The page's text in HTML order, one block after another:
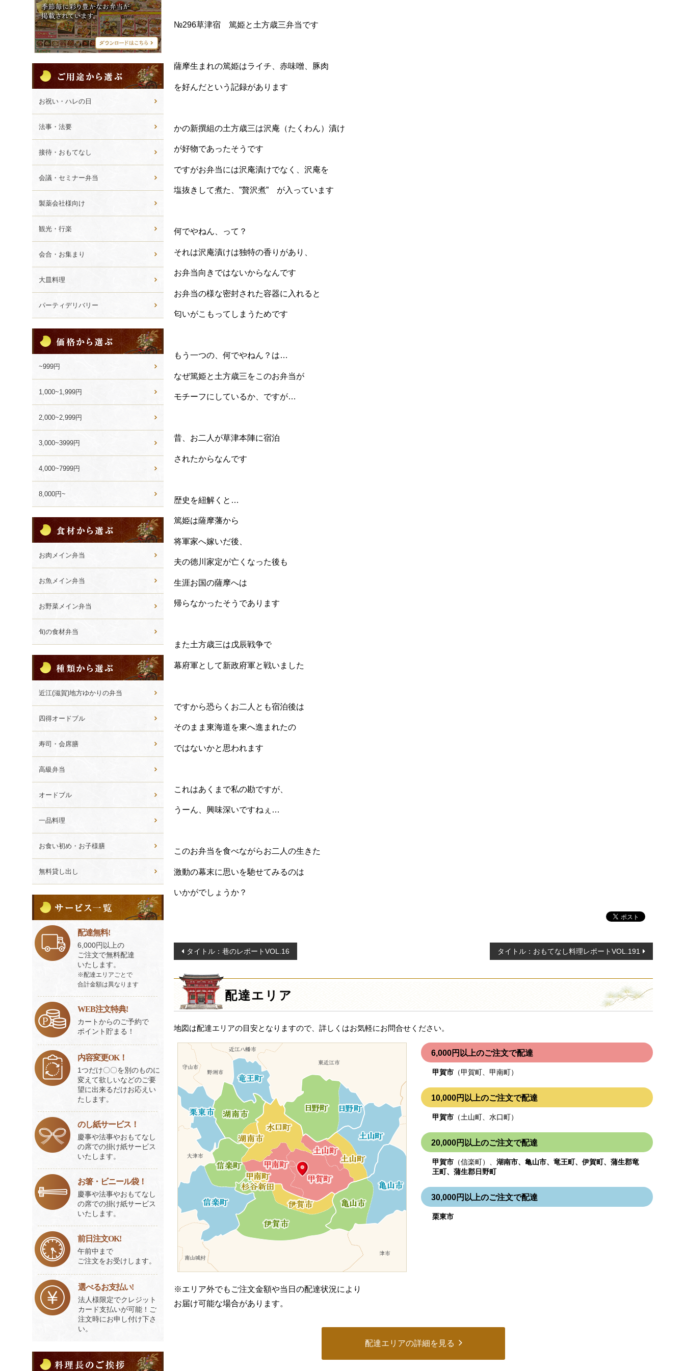
№296草津宿 篤姫と土方歳三弁当です
薩摩生まれの篤姫はライチ、赤味噌、豚肉
を好んだという記録があります
かの新撰組の土方歳三は沢庵（たくわん）漬け
が好物であったそうです
ですがお弁当には沢庵漬けでなく、沢庵を
塩抜きして煮た、”贅沢煮” が入っています
何でやねん、って？
それは沢庵漬けは独特の香りがあり、
お弁当向きではないからなんです
お弁当の様な密封された容器に入れると
匂いがこもってしまうためです
もう一つの、何でやねん？は…
なぜ篤姫と土方歳三をこのお弁当が
モチーフにしているか、ですが…
昔、お二人が草津本陣に宿泊
されたからなんです
歴史を紐解くと…
篤姫は薩摩藩から
将軍家へ嫁いだ後、
夫の徳川家定が亡くなった後も
生涯お国の薩摩へは
帰らなかったそうであります
また土方歳三は戊辰戦争で
幕府軍として新政府軍と戦いました
ですから恐らくお二人とも宿泊後は
そのまま東海道を東へ進まれたの
ではないかと思われます
これはあくまで私の勘ですが、
うーん、興味深いですねぇ…
このお弁当を食べながらお二人の生きた
激動の幕末に思いを馳せてみるのは
いかがでしょうか？
投
稿
ナ
ビ
ゲ
シ
ン
タイトル：巷のレポートVOL.16 タイトル：おもてなし料理レポートVOL.191
配達エリア
地図は配達エリアの目安となりますので、詳しくはお気軽にお問合せください。
※エリア外でもご注文金額や当日の配達状況により
お届け可能な場合があります。
6,000円以上のご注文で配達
甲賀市 （甲賀町、甲南町）
10,000円以上のご注文で配達
甲賀市 （土山町、水口町）
20,000円以上のご注文で配達
甲賀市 （信楽町）、 湖南市、亀山市、竜王町、伊賀町、蒲生郡竜
王町、蒲生郡日野町
30,000円以上のご注文で配達
栗東市
配達エリアの詳細を見る
メ
ニ
ュ
ー
用
途
か
ら
選
ぶ
お祝い・ハレの日
法事・法要
接待・おもてなし
会議・セミナー弁当
製薬会社様向け
観光・行楽
会合・お集まり
大皿料理
パーティデリバリー
格
か
ら
選
ぶ
~999円
1,000~1,999円
2,000~2,999円
3,000~3999円
4,000~7999円
8,000円~
材
か
ら
選
ぶ
お肉メイン弁当
お魚メイン弁当
お野菜メイン弁当
旬の食材弁当
類
か
ら
選
ぶ
近江(滋賀)地方ゆかりの弁当
四得オードブル
寿司・会席膳
高級弁当
オードブル
一品料理
お食い初め・お子様膳
無料貸し出し
ー
ビ
ス
一
覧
配達無料!
6,000円以上の
ご注文で無料配達
いたします。
※配達エリアごとで
合計金額は異なります
WEB注文特典!
カートからのご予約で
ポイント貯まる！
内容変更OK！
1つだけ〇〇を別のものに
変えて欲しいなどのご要
望に出来るだけお応えい
たします。
のし紙サービス！
慶事や法事やおもてなし
の席での掛け紙サービス
いたします。
お箸・ビニール袋！
慶事や法事やおもてなし
の席での掛け紙サービス
いたします。
前日注文OK!
午前中まで
ご注文をお受けします。
選べるお支払い!
法人様限定でクレジット
カード支払いが可能！ご
注文時にお申し付け下さ
い。
理